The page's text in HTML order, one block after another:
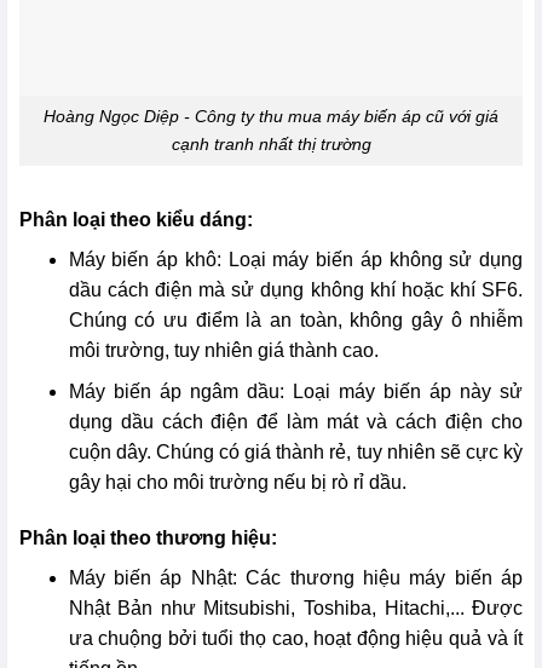
Hoàng Ngọc Diệp - Công ty thu mua máy biến áp cũ với giá
cạnh tranh nhất thị trường
Phân loại theo kiểu dáng:
Máy biến áp khô: Loại máy biến áp không sử dụng
dầu cách điện mà sử dụng không khí hoặc khí SF6.
Chúng có ưu điểm là an toàn, không gây ô nhiễm
môi trường, tuy nhiên giá thành cao.
Máy biến áp ngâm dầu: Loại máy biến áp này sử
dụng dầu cách điện để làm mát và cách điện cho
cuộn dây. Chúng có giá thành rẻ, tuy nhiên sẽ cực kỳ
gây hại cho môi trường nếu bị rò rỉ dầu.
Phân loại theo thương hiệu:
Máy biến áp Nhật: Các thương hiệu máy biến áp
Nhật Bản như Mitsubishi, Toshiba, Hitachi,... Được
ưa chuộng bởi tuổi thọ cao, hoạt động hiệu quả và ít